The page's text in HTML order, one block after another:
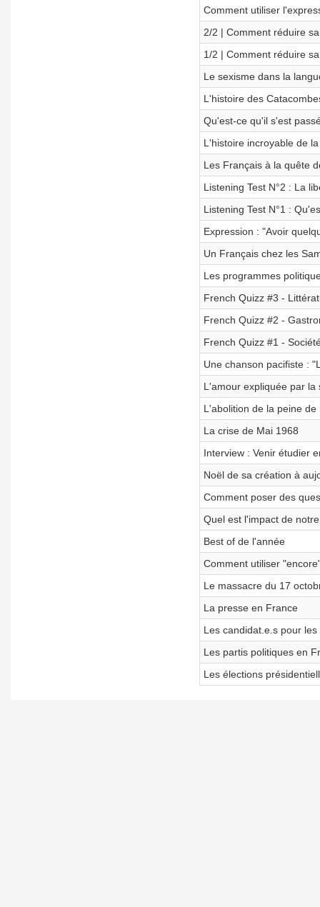
Comment utiliser
2/2 | Comment réduire
1/2 | Comment réduire
Le sexisme dans la
L'histoire des
Qu'est-ce qu'il s'est
L'histoire incroyable de
Les Français à la quête
Listening Test N°2 : La
Listening Test N°1 :
Expression : "Avoir
Un Français chez les
Les programmes
French Quizz #3 -
French Quizz #2 -
French Quizz #1 -
Une chanson pacifiste :
L'amour expliquée par la
L'abolition de la peine
La crise de Mai 1968
Interview : Venir étudier
Noël de sa création à
Comment poser des
Quel est l'impact de
Best of de l'année
Comment utiliser
Le massacre du 17
La presse en France
Les candidat.e.s pour
Les partis politiques en
Les élections